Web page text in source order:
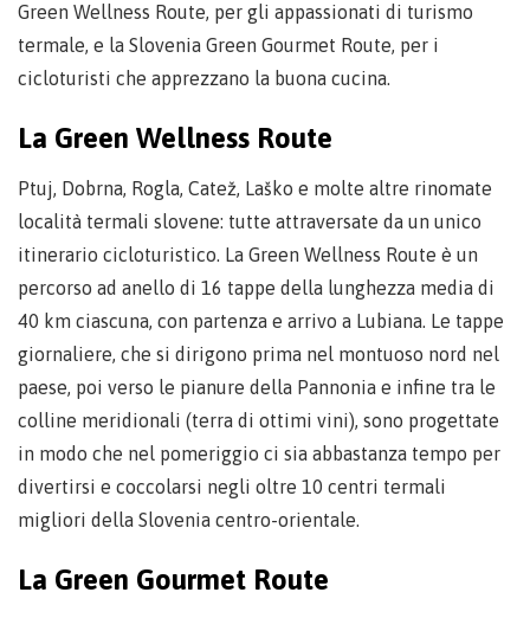
Green Wellness Route, per gli appassionati di turismo
termale, e la Slovenia Green Gourmet Route, per i
cicloturisti che apprezzano la buona cucina.
La Green Wellness Route
Ptuj, Dobrna, Rogla, Catež, Laško e molte altre rinomate
località termali slovene: tutte attraversate da un unico
itinerario cicloturistico. La Green Wellness Route è un
percorso ad anello di 16 tappe della lunghezza media di
40 km ciascuna, con partenza e arrivo a Lubiana. Le tappe
giornaliere, che si dirigono prima nel montuoso nord nel
paese, poi verso le pianure della Pannonia e infine tra le
colline meridionali (terra di ottimi vini), sono progettate
in modo che nel pomeriggio ci sia abbastanza tempo per
divertirsi e coccolarsi negli oltre 10 centri termali
migliori della Slovenia centro-orientale.
La Green Gourmet Route